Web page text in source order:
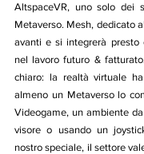
AltspaceVR, uno solo dei
Metaverso. Mesh, dedicato
avanti e si integrerà presto
nel lavoro futuro &
chiaro: la realtà virtuale
almeno un Metaverso lo
Videogame, un ambiente
visore o usando un
nostro speciale, il settore